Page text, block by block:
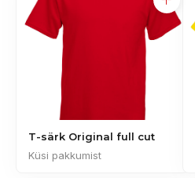
T-särk Original full cut
Küsi pakkumist